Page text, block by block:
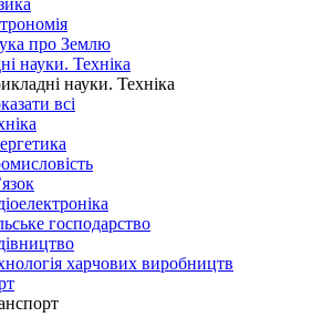
про Землю
науки. Техніка
науки. Техніка
всі
господарство
харчових виробництв